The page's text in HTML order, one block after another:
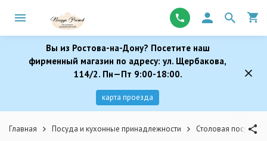
Вы из Ростова-на-Дону? Посетите наш
фирменный магазин по адресу: ул. Щербакова,
114/2. Пн—Пт 9:00-18:00.
карта проезда
Главная Посуда и кухонные принадлежности Столовая посуда